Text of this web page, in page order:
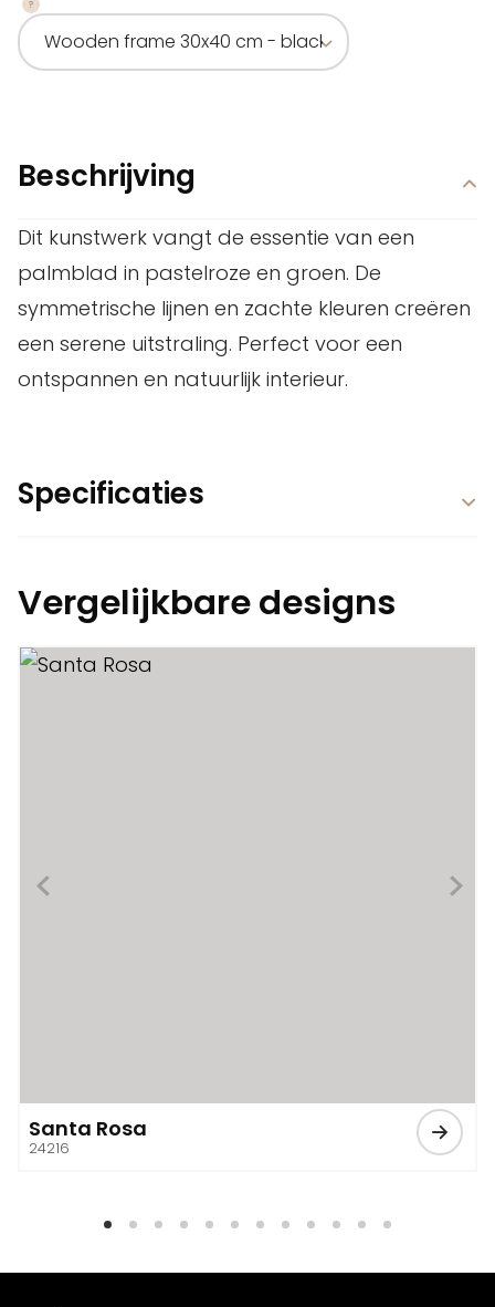
Beschrijving
Dit kunstwerk vangt de essentie van een
palmblad in pastelroze en groen. De
symmetrische lijnen en zachte kleuren creëren
een serene uitstraling. Perfect voor een
ontspannen en natuurlijk interieur.
Specificaties
Vergelijkbare designs
Santa Rosa
24216